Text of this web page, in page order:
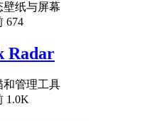
壁纸与屏幕
674
Radar
和管理工具
1.0K